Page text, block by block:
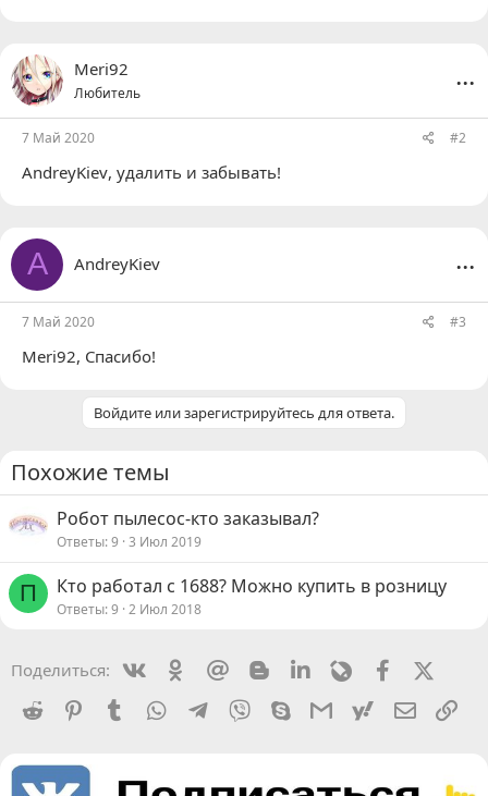
Meri92
Любитель
...
7 Май 2020 #2
AndreyKiev, удалить и забывать!
A AndreyKiev ...
7 Май 2020 #3
Meri92, Спасибо!
Войдите или зарегистрируйтесь для ответа.
Похожие темы
Робот пылесос-кто заказывал?
Ответы 9 3 Июл 2019
П Кто работал с 1688? Можно купить в розницу
Ответы 9 2 Июл 2018
Поделиться: VkontakteOdnoklassniki
Mail.ru BloggerLinkedinLivejournalFacebook
Reddit
PinterestTumblr WhatsAppTelegram
Viber SkypeGmailyahoomail